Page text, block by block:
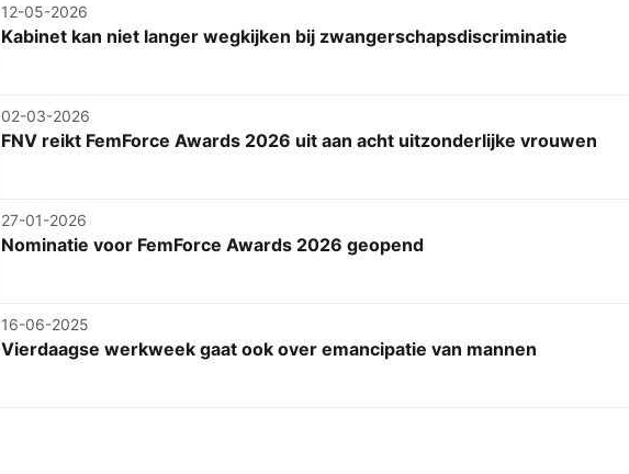
12-05-2026
Kabinet kan niet langer wegkijken bij zwangerschapsdiscriminatie
02-03-2026
FNV reikt FemForce Awards 2026 uit aan acht uitzonderlijke vrouwen
27-01-2026
Nominatie voor FemForce Awards 2026 geopend
16-06-2025
Vierdaagse werkweek gaat ook over emancipatie van mannen